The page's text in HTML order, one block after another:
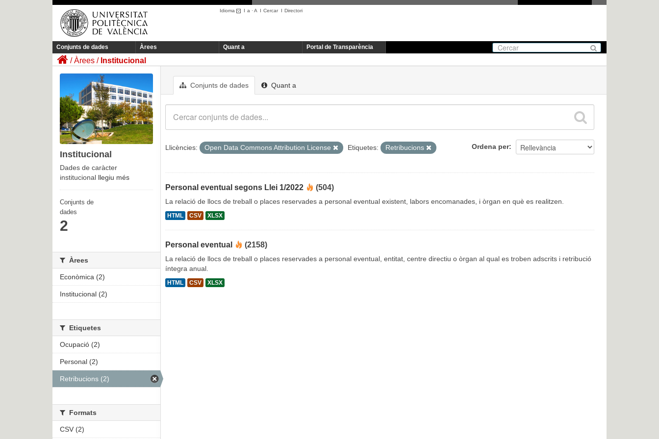
Idioma I a ·A I CercarI Directori
Conjunts de dades Àrees Quant a Portal de Transparència
Àrees Institucional
Conjunts de dades Quant a
Ordena per
Llicències: Open Data Commons Attribution License Etiquetes: Retribucions
Personal eventual segons Llei 1/2022 (504)
La relació de llocs de treball o places reservades a personal eventual existent, labors encomanades, i òrgan en què es realitzen.
HTML CSV XLSX
Personal eventual (2158)
La relació de llocs de treball o places reservades a personal eventual, entitat, centre directiu o òrgan al qual es troben adscrits i retribució
íntegra anual.
HTML CSV XLSX
Institucional
Dades de caràcter
institucional llegiu més
Conjunts de
dades
2
Àrees
Econòmica (2)
Institucional (2)
Etiquetes
Ocupació (2)
Personal (2)
Retribucions (2)
Formats
CSV (2)